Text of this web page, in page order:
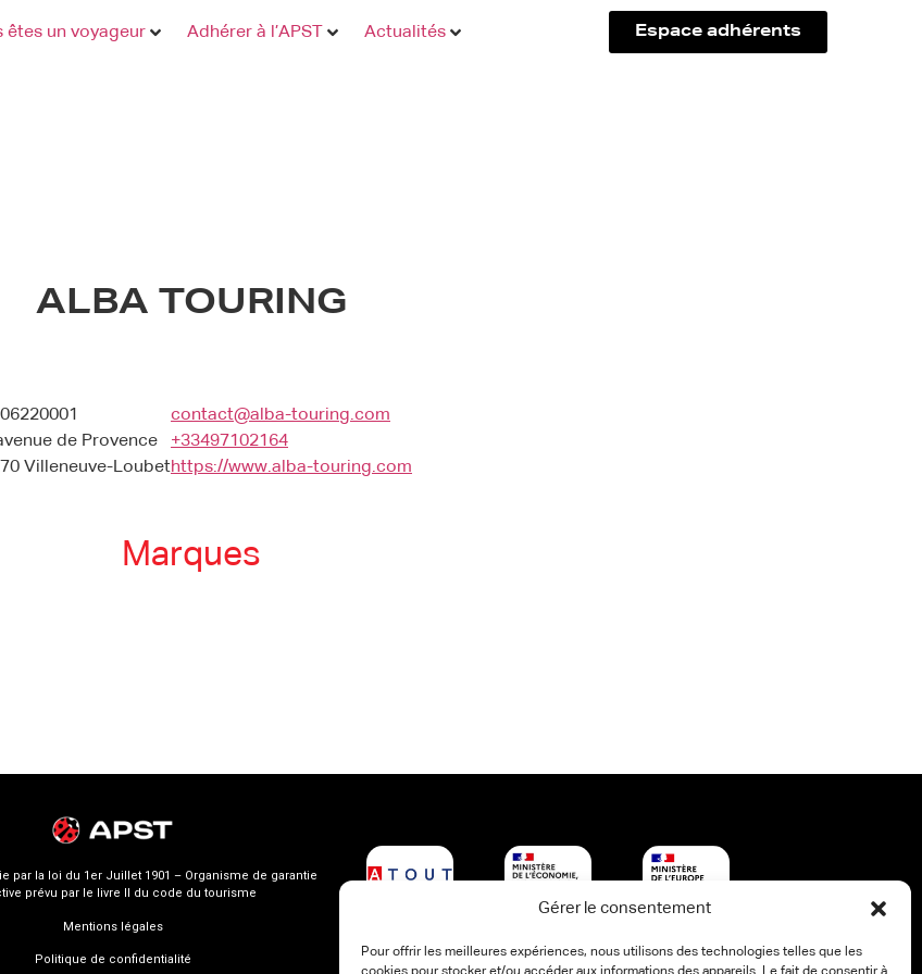
Gérer le consentement
Pour offrir les meilleures expériences, nous utilisons des technologies telles que les
êtes un voyageur Adhérer à l’APST Actualités Espace adhérents
ALBA TOURING
de Provence
Villeneuve-Loubet
contact@alba-touring.com
+33497102164
https://www.alba-touring.com
Marques
par la loi du 1er Juillet 1901 – Organisme de garantie
prévu par le livre II du code du tourisme
Mentions légales
Politique de confidentialité